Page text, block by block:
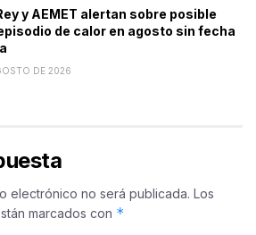
y AEMET alertan sobre posible
de calor en agosto sin fecha
DE 2026
electrónico no será publicada. Los
marcados con *